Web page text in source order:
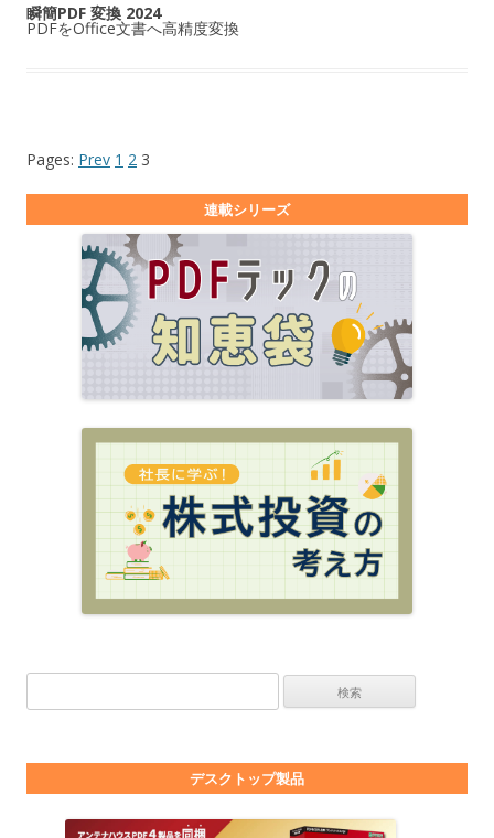
瞬簡PDF 変換 2024
PDFをOffice文書へ高精度変換
Pages: Prev 1 2 3
連載シリーズ
デスクトップ製品